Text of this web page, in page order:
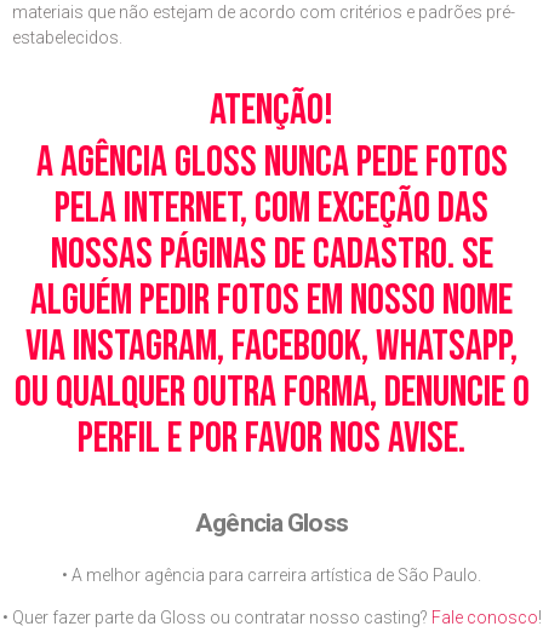
materiais que não estejam de acordo com critérios e padrões pré-
estabelecidos.
Atenção!
A Agência Gloss nunca pede fotos
pela Internet, com exceção das
nossas páginas de cadastro. Se
alguém pedir fotos em nosso nome
via Instagram, Facebook, WhatsApp,
ou qualquer outra forma, denuncie o
perfil e por favor nos avise.
Agência Gloss
• A melhor agência para carreira artística de São Paulo.
• Quer fazer parte da Gloss ou contratar nosso casting? Fale conosco!